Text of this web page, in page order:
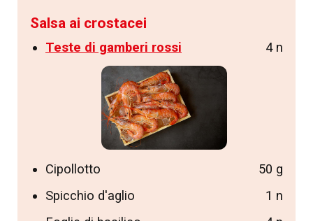
Salsa ai crostacei
Teste di gamberi rossi 4 n
Cipollotto
50 g
Spicchio d'aglio
1 n